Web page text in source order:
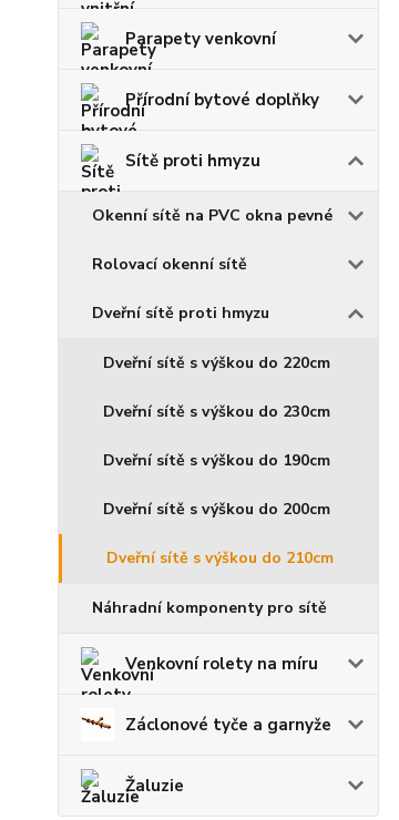
Parapety venkovní
Přírodní bytové doplňky
Sítě proti hmyzu
Okenní sítě na PVC okna pevné
Rolovací okenní sítě
Dveřní sítě proti hmyzu
Dveřní sítě s výškou do 220cm
Dveřní sítě s výškou do 230cm
Dveřní sítě s výškou do 190cm
Dveřní sítě s výškou do 200cm
Dveřní sítě s výškou do 210cm
Náhradní komponenty pro sítě
Venkovní rolety na míru
Záclonové tyče a garnyže
Žaluzie